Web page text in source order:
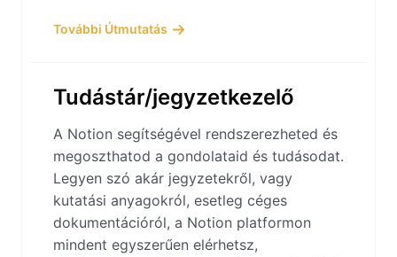
További Útmutatás
Tudástár/jegyzetkezelő
A Notion segítségével rendszerezheted és
megoszthatod a gondolataid és tudásodat.
Legyen szó akár jegyzetekről, vagy
kutatási anyagokról, esetleg céges
dokumentációról, a Notion platformon
mindent egyszerűen elérhetsz,